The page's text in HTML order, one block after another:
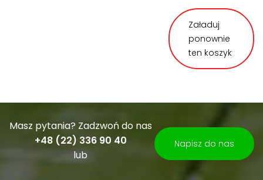
Załaduj
ponownie
ten koszyk
Masz pytania? Zadzwoń do nas
+48 (22) 336 90 40
lub
Napisz do nas